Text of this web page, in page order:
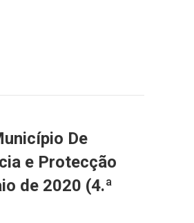
De
e Protecção
de 2020 (4.ª